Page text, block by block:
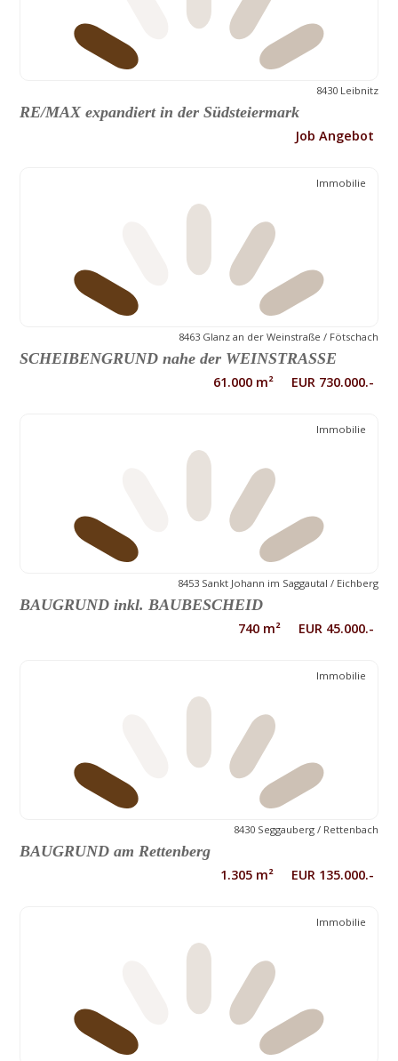
8430 Leibnitz
RE/MAX expandiert in der Südsteiermark
Job Angebot
Immobilie
8463 Glanz an der Weinstraße / Fötschach
SCHEIBENGRUND nahe der WEINSTRASSE
61.000 m² EUR 730.000.-
Immobilie
8453 Sankt Johann im Saggautal / Eichberg
BAUGRUND inkl. BAUBESCHEID
740 m² EUR 45.000.-
Immobilie
8430 Seggauberg / Rettenbach
BAUGRUND am Rettenberg
1.305 m² EUR 135.000.-
Immobilie